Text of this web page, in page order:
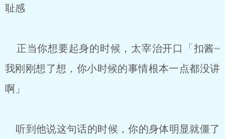
耻感
正当你想要起身的时候，太宰治开口「扣酱~
我刚刚想了想，你小时候的事情根本一点都没讲
啊」
听到他说这句话的时候，你的身体明显就僵了